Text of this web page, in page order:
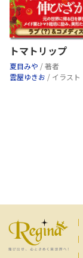
トマトリップ
夏目みや / 著者
雲屋ゆきお / イラスト